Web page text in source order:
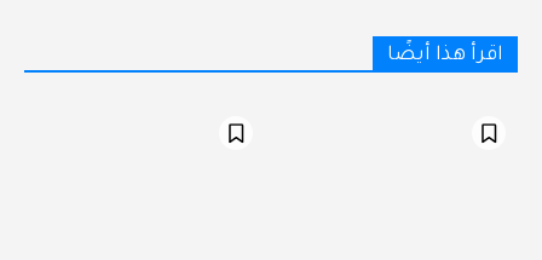
اقرأ هذا أيضًا